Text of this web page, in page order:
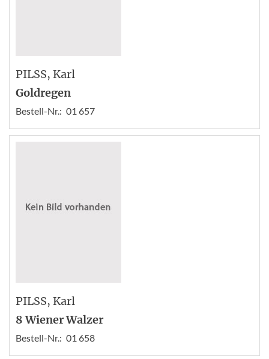
PILSS, Karl
Goldregen
Bestell-Nr.: 01 657
PILSS, Karl
8 Wiener Walzer
Bestell-Nr.: 01 658